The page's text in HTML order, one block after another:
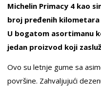
Michelin Primacy 4 kao
broj pređenih kilometara
U bogatom asortimanu
jedan proizvod koji
Ovo su letnje gume sa
površine. Zahvaljujući